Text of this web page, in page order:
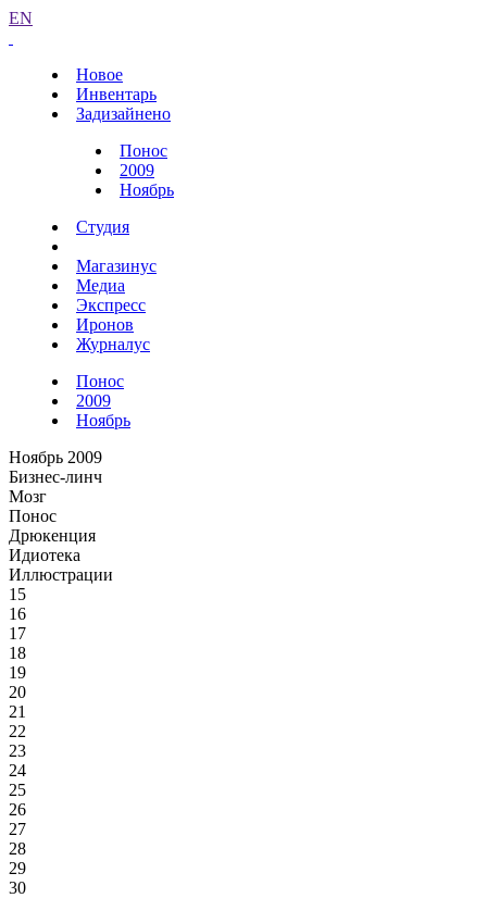
EN
Новое
Инвентарь
Задизайнено
Понос
2009
Ноябрь
Студия
Магазинус
Медиа
Экспресс
Иронов
Журналус
Понос
2009
Ноябрь
Ноябрь 2009
Бизнес-линч
Мозг
Понос
Дрюкенция
Идиотека
Иллюстрации
15
16
17
18
19
20
21
22
23
24
25
26
27
28
29
30